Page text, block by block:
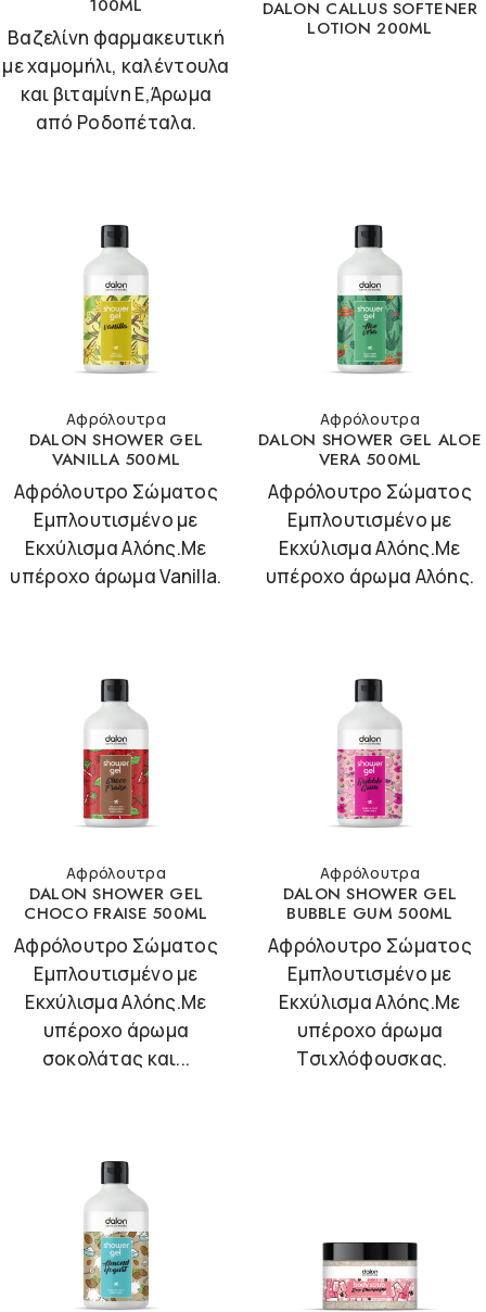
100ML
Βαζελίνη φαρμακευτική
με χαμομήλι, καλέντουλα
και βιταμίνη Ε,Άρωμα
από Ροδοπέταλα.
DALON CALLUS SOFTENER
LOTION 200ML
Αφρόλουτρα
DALON SHOWER GEL
VANILLA 500ML
Αφρόλουτρο Σώματος
Εμπλουτισμένο με
Εκχύλισμα Αλόης.Με
υπέροχο άρωμα Vanilla.
Αφρόλουτρα
DALON SHOWER GEL ALOE
VERA 500ML
Αφρόλουτρο Σώματος
Εμπλουτισμένο με
Εκχύλισμα Αλόης.Με
υπέροχο άρωμα Αλόης.
Αφρόλουτρα
DALON SHOWER GEL
CHOCO FRAISE 500ML
Αφρόλουτρο Σώματος
Εμπλουτισμένο με
Εκχύλισμα Αλόης.Με
υπέροχο άρωμα
σοκολάτας και...
Αφρόλουτρα
DALON SHOWER GEL
BUBBLE GUM 500ML
Αφρόλουτρο Σώματος
Εμπλουτισμένο με
Εκχύλισμα Αλόης.Με
υπέροχο άρωμα
Tσιχλόφουσκας.